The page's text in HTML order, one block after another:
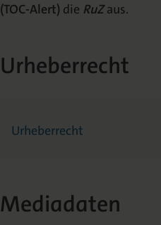
(TOC-Alert) die RuZaus.
Urheberrecht
Urheberrecht
Mediadaten